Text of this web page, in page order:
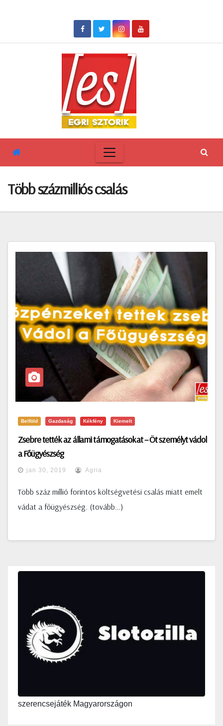
Több százmilliós csalás
Belföld Gazdaság Kékfény Kiemelt
Zsebre tették az állami támogatásokat – Öt személyt vádol
a Főügyészség
jan 30, 2019 Agria
Több száz millió forintos költségvetési csalás miatt emelt
vádat a főügyészség. (tovább…)
szerencsejáték Magyarországon